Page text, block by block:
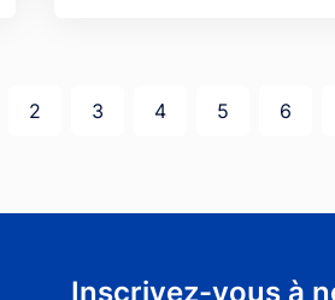
courante
Page
2 Page
3 Page
4 Page
5 Page
6
Inscrivez-vous à